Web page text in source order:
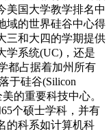
美国大学教学排名中
域的世界硅谷中心得
三和大四的学期提供
学系统(UC)，还是
都占据着加州所有
于硅谷(Silicon
的重要科技中心。
个硕士学科，并有
的科系如计算机科